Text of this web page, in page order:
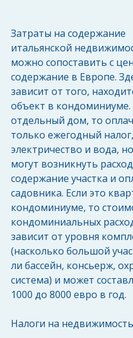
Затраты на содержание
итальянской
можно сопоставить с
содержание в Европе.
зависит от того,
объект в кондоминиуме.
отдельный дом, то
только ежегодный налог,
электричество и вода,
могут возникнуть
содержание участка и
садовника. Если это
кондоминиуме, то
кондоминиальных
зависит от уровня
(насколько большой
ли бассейн, консьерж,
система) и может
1000 до 8000 евро в год.
Налоги на